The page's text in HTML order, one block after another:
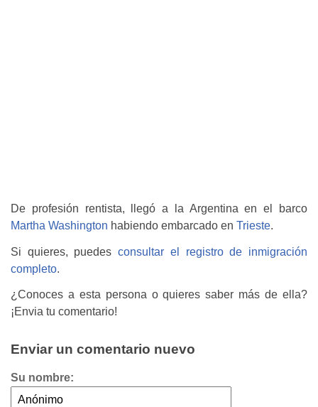
De profesión rentista, llegó a la Argentina en el barco
Martha Washington habiendo embarcado en Trieste.
Si quieres, puedesconsultar el registro de inmigración
completo.
¿Conoces a esta persona o quieres saber más de ella?
¡Envia tu comentario!
Enviar un comentario nuevo
Su nombre: